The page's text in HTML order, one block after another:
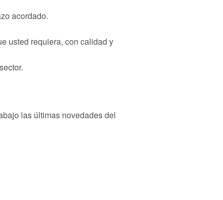
acordado.
usted requiera, con calidad y
las últimas novedades del